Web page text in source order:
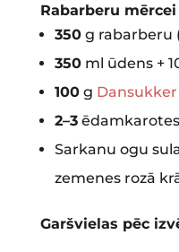
Rabarberu mērcei
350g rabarberu
350ml ūdens +
100g
2–3
Sarkanu ogu
zemenes rozā
Garšvielas pēc